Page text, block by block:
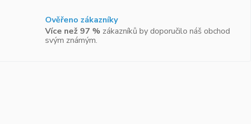
Ověřeno zákazníky
Více než 97 % zákazníků by doporučilo náš obchod
svým známým.